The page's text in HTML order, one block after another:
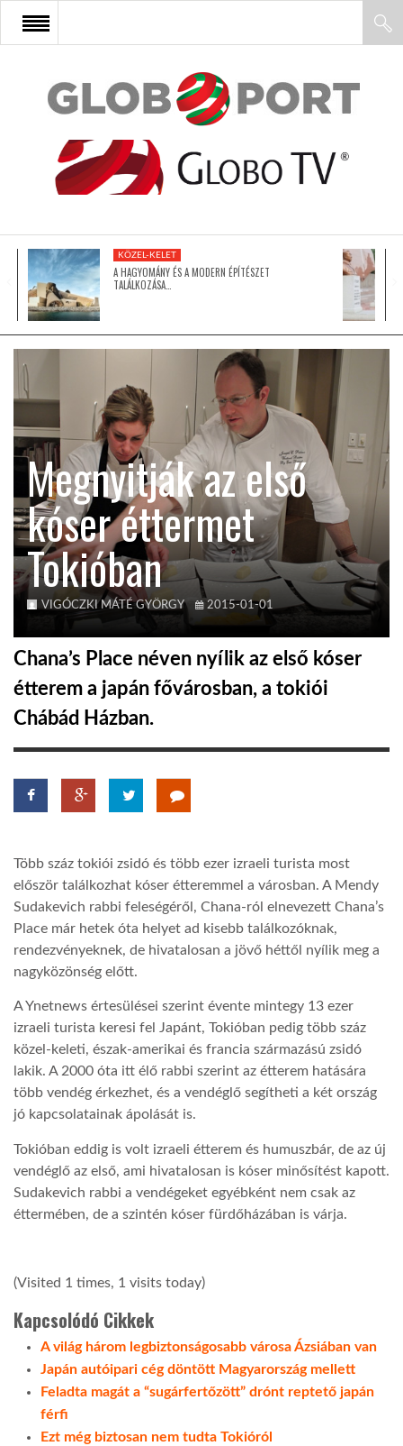
FŐOLDAL
AFRIKA
ÁZSIA
KÖZEL-KELET
AUSZTRÁLIA
A VILÁG ITTHON
HÍR3D
GLOBOTV
AFRIKA TUDÁSTÁR
LINKTR.EE
DOBRAVERO.HU
KÖZEL-KELET
A HAGYOMÁNY ÉS A MODERN ÉPÍTÉSZET
TALÁLKOZÁSA…
Megnyitják az első
kóser éttermet
Tokióban
VIGÓCZKI MÁTÉ GYÖRGY 2015-01-01
Chana’s Place néven nyílik az első kóser
étterem a japán fővárosban, a tokiói
Chábád Házban.
Több száz tokiói zsidó és több ezer izraeli turista most
először találkozhat kóser étteremmel a városban. A Mendy
Sudakevich rabbi feleségéről, Chana-ról elnevezett Chana’s
Place már hetek óta helyet ad kisebb találkozóknak,
rendezvényeknek, de hivatalosan a jövő héttől nyílik meg a
nagyközönség előtt.
A Ynetnews értesülései szerint évente mintegy 13 ezer
izraeli turista keresi fel Japánt, Tokióban pedig több száz
közel-keleti, észak-amerikai és francia származású zsidó
lakik. A 2000 óta itt élő rabbi szerint az étterem hatására
több vendég érkezhet, és a vendéglő segítheti a két ország
jó kapcsolatainak ápolását is.
Tokióban eddig is volt izraeli étterem és humuszbár, de az új
vendéglő az első, ami hivatalosan is kóser minősítést kapott.
Sudakevich rabbi a vendégeket egyébként nem csak az
éttermében, de a szintén kóser fürdőházában is várja.
(Visited 1 times, 1 visits today)
Kapcsolódó Cikkek
A világ három legbiztonságosabb városa Ázsiában van
Japán autóipari cég döntött Magyarország mellett
Feladta magát a “sugárfertőzött” drónt reptető japán
férfi
Ezt még biztosan nem tudta Tokióról